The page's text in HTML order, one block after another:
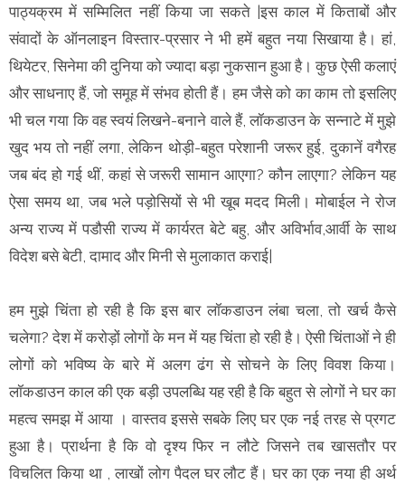
पाठ्यक्रम में सम्मिलित नहीं किया जा सकते |इस काल में किताबों और
संवादों के ऑनलाइन विस्तार-प्रसार ने भी हमें बहुत नया सिखाया है। हां,
थियेटर, सिनेमा की दुनिया को ज्यादा बड़ा नुकसान हुआ है। कुछ ऐसी कलाएं
और साधनाए हैं, जो समूह में संभव होती हैं। हम जैसे को का काम तो इसलिए
भी चल गया कि वह स्वयं लिखने-बनाने वाले हैं, लॉकडाउन के सन्नाटे में मुझे
खुद भय तो नहीं लगा, लेकिन थोड़ी-बहुत परेशानी जरूर हुई, दुकानें वगैरह
जब बंद हो गई थीं, कहां से जरूरी सामान आएगा? कौन लाएगा? लेकिन यह
ऐसा समय था, जब भले पड़ोसियों से भी खूब मदद मिली। मोबाईल ने रोज
अन्य राज्य में पडौसी राज्य में कार्यरत बेटे बहु, और अविर्भाव,आर्वी के साथ
विदेश बसे बेटी, दामाद और मिनी से मुलाकात कराई|
हम मुझे चिंता हो रही है कि इस बार लॉकडाउन लंबा चला, तो खर्च कैसे
चलेगा? देश में करोड़ों लोगों के मन में यह चिंता हो रही है। ऐसी चिंताओं ने ही
लोगों को भविष्य के बारे में अलग ढंग से सोचने के लिए विवश किया।
लॉकडाउन काल की एक बड़ी उपलब्धि यह रही है कि बहुत से लोगों ने घर का
महत्व समझ में आया । वास्तव इससे सबके लिए घर एक नई तरह से प्रगट
हुआ है। प्रार्थना है कि वो दृश्य फिर न लौटे जिसने तब खासतौर पर
विचलित किया था , लाखों लोग पैदल घर लौट हैं। घर का एक नया ही अर्थ